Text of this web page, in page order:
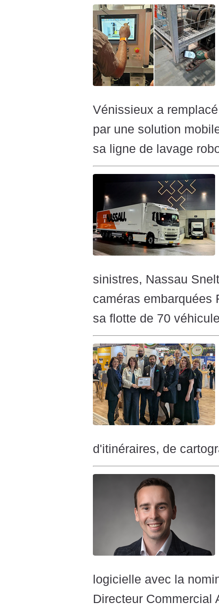
Vénissieux a
par une solution
sa ligne de lavage
sinistres, Nassau
caméras embarquées
sa flotte de 70
d'itinéraires, de
logicielle avec la
Directeur Commercial